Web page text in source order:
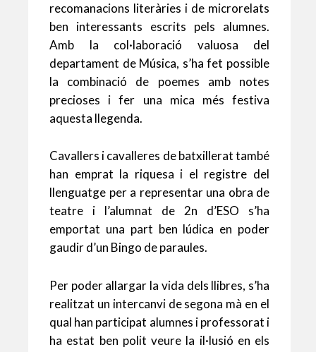
recomanacions literàries i de microrelats
ben interessants escrits pels alumnes.
Amb la col·laboració valuosa del
departament de Música, s’ha fet possible
la combinació de poemes amb notes
precioses i fer una mica més festiva
aquesta llegenda.
Cavallers i cavalleres de batxillerat també
han emprat la riquesa i el registre del
llenguatge per a representar una obra de
teatre i l’alumnat de 2n d’ESO s’ha
emportat una part ben lúdica en poder
gaudir d’un Bingo de paraules.
Per poder allargar la vida dels llibres, s’ha
realitzat un intercanvi de segona mà en el
qual han participat alumnes i professorat i
ha estat ben polit veure la il·lusió en els